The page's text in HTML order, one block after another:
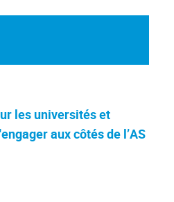
les universités et
aux côtés de l’AS